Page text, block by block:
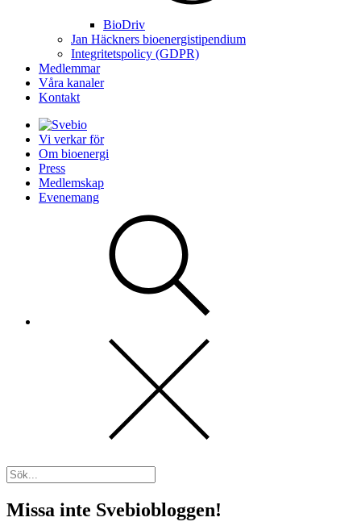
BioDriv
Jan Häckners bioenergistipendium
Integritetspolicy (GDPR)
Medlemmar
Våra kanaler
Kontakt
Vi verkar för
Om bioenergi
Press
Medlemskap
Evenemang
Missa inte Svebiobloggen!